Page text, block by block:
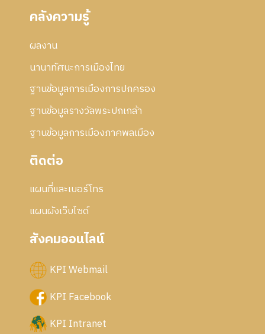
คลังความรู้
ผลงาน
นานาทัศนะการเมืองไทย
ฐานข้อมูลการเมืองการปกครอง
ฐานข้อมูลรางวัลพระปกเกล้า
ฐานข้อมูลการเมืองภาคพลเมือง
ติดต่อ
แผนที่และเบอร์โทร
แผนผังเว็บไซด์
สังคมออนไลน์
KPI Webmail
KPI Facebook
KPI Intranet